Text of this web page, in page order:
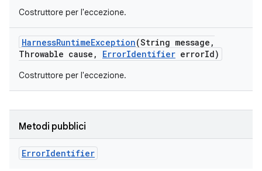
Costruttore per l'eccezione.
HarnessRuntimeException(String message ,
Throwable cause , ErrorIdentifier errorId)
Costruttore per l'eccezione.
Metodi pubblici
ErrorIdentifier